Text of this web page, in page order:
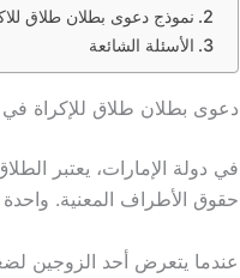
نموذج دعوى بطلان طلاق
الأسئلة الشائعة
دعوى بطلان طلاق للإكراة في
في دولة الإمارات، يعتبر
حقوق الأطراف المعنية.
عندما يتعرض أحد الزوجين